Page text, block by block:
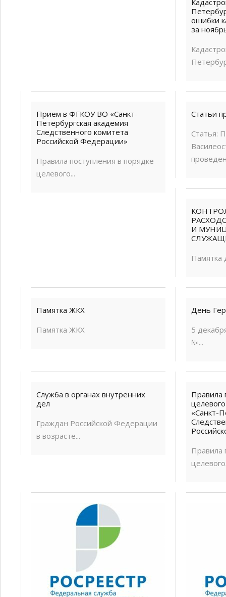
ошибки
за
Прием в ФГКОУ ВО «Санкт-
Петербургская академия
Следственного комитета
Российской Федерации»
Правила поступления в порядке
целевого...
Статьи
Статья:
И
Памятка
Памятка ЖКХ
Памятка ЖКХ
День
5
№...
Служба в органах внутренних
дел
Граждан Российской Федерации
в возрасте...
Правила
«Санкт-
Правила